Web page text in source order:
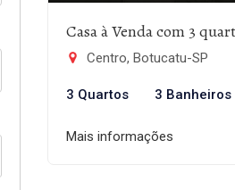
Casa à Venda com 3
Centro, Botucatu-SP
3 Quartos 3 Banheiros
Mais informações